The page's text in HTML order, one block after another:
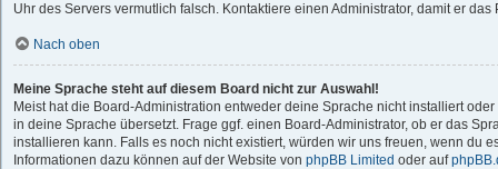
Uhr des Servers vermutlich falsch. Kontaktiere einen Administrator, damit er
Nach oben
Meine Sprache steht auf diesem Board nicht zur Auswahl!
Meist hat die Board-Administration entweder deine Sprache nicht installiert
in deine Sprache übersetzt. Frage ggf. einen Board-Administrator, ob er das
installieren kann. Falls es noch nicht existiert, würden wir uns freuen, wenn du
Informationen dazu können auf der Website von phpBB Limited oder auf